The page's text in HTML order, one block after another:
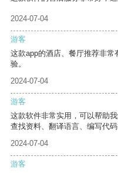
2024-07-04
游客
这款app的酒店、餐厅推荐非
验。
2024-07-04
游客
这款软件非常实用，可以帮助
查找资料、翻译语言、编写代码
2024-07-04
游客